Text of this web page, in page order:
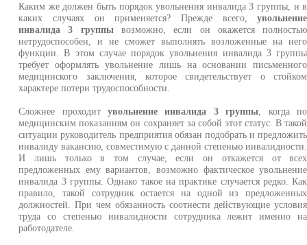
Каким же должен быть порядок увольнения инвалида 3 группы, и в
каких случаях он применяется? Прежде всего,увольнение
инвалида 3 группывозможно, если он окажется полностью
нетрудоспособен, и не сможет выполнять возложенные на него
функции. В этом случае порядок увольнения инвалида 3 группы
требует оформлять увольнение лишь на основании письменного
медицинского заключения, которое свидетельствует о стойком
характере потери трудоспособности.
Сложнее проходитувольнение инвалида 3 группы , когда по
медицинским показаниям он сохраняет за собой этот статус. В такой
ситуации руководитель предприятия обязан подобрать и предложить
инвалиду вакансию, совместимую с данной степенью инвалидности.
И лишь только в том случае, если он откажется от всех
предложенных ему вариантов, возможно фактическое увольнение
инвалида 3 группы. Однако такое на практике случается редко. Как
правило, такой сотрудник остается на одной из предложенных
должностей. При чем обязанность соотнести действующие условия
труда со степенью инвалидности сотрудника лежит именно на
работодателе.